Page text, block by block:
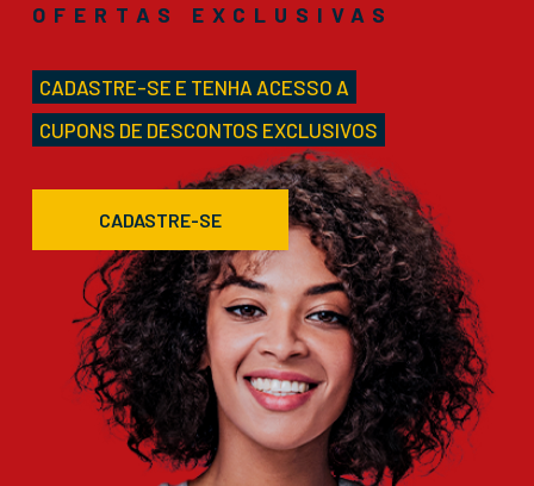
OFERTAS EXCLUSIVAS
CADASTRE-SE E TENHA ACESSO A
CUPONS DE DESCONTOS EXCLUSIVOS
CADASTRE-SE